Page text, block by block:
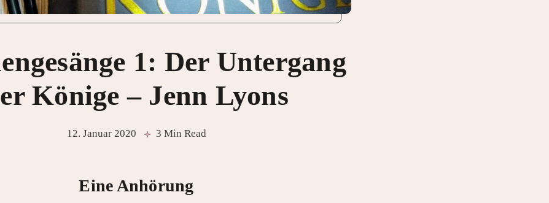
1: Der Untergang
Könige – Jenn Lyons
12. Januar 2020 3 Min Read
Eine Anhörung